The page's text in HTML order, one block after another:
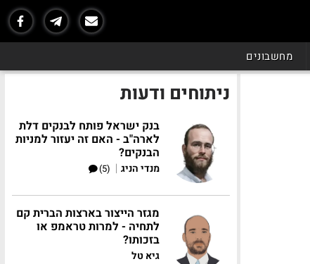
מחשבונים
ניתוחים ודעות
בנק ישראל פותח לבנקים דלת
לארה"ב - האם זה יעזור למניות
הבנקים?
מנדי הניג |
(5)
מגזר הייצור בארצות הברית קם
לתחיה - למרות טראמפ או
בזכותו?
גיא טל